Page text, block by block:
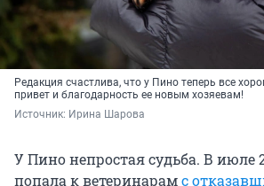
Редакция счастлива, что у Пино теперь все
привет и благодарность ее новым хозяевам!
Источник: Ирина Шарова
У Пино непростая судьба. В июле
попала к ветеринарамс